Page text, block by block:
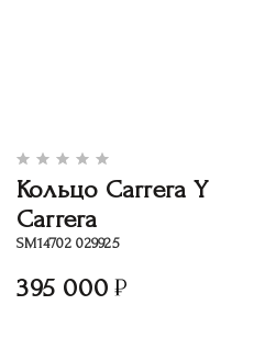
Кольцо Carrera Y
Carrera
SM14702 029925
395 000